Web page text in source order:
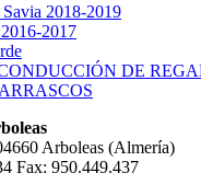
2018-2019
2017
DE
Arboleas (Almería)
Fax: 950.449.437